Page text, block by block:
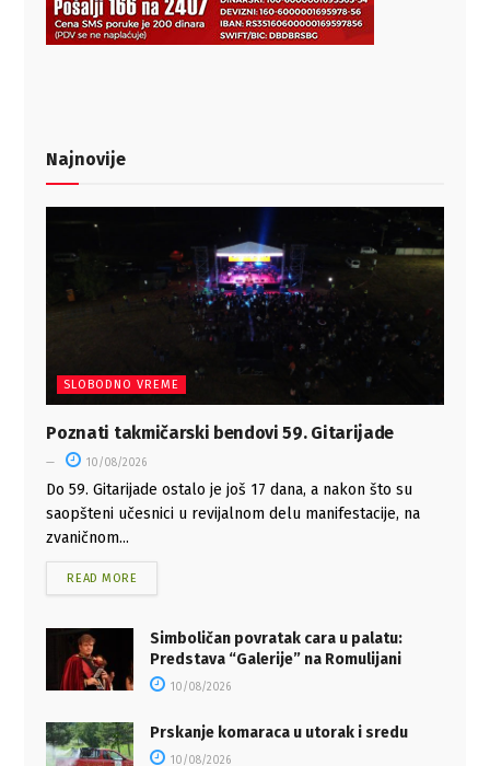
Najnovije
SLOBODNO VREME
Poznati takmičarski bendovi 59. Gitarijade
10/08/2026
Do 59. Gitarijade ostalo je još 17 dana, a nakon što su
saopšteni učesnici u revijalnom delu manifestacije, na
zvaničnom...
READ MORE
Simboličan povratak cara u palatu:
Predstava “Galerije” na Romulijani
10/08/2026
Prskanje komaraca u utorak i sredu
10/08/2026